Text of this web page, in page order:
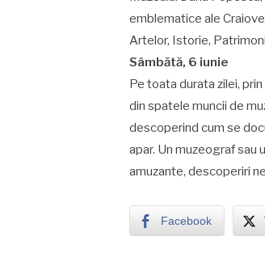
emblematice ale
Artelor, Istorie,
Sâmbătă, 6 iunie
Pe toata durata zilei,
din spatele muncii de
descoperind cum se
apar. Un muzeograf
amuzante, descoperiri
Facebook